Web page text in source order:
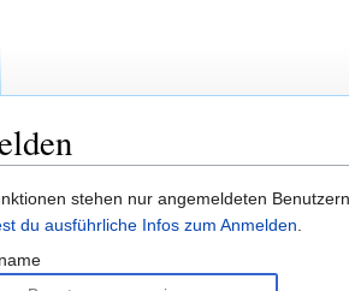
stehen nur angemeldeten
du ausführliche Infos zum Anmelden.